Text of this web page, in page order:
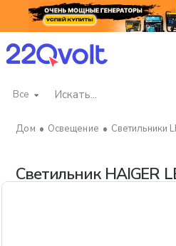
Все
Искать...
Светильник HAIGER
Освещение Светильники